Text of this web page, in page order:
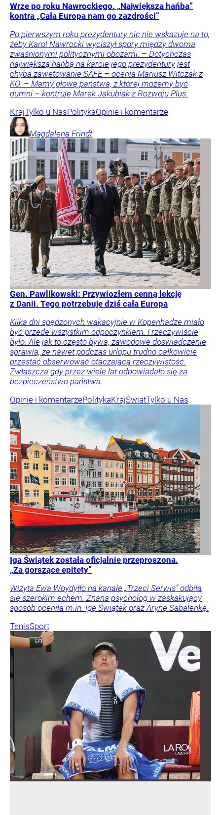
Wrze po roku Nawrockiego. „Największa hańba”
kontra „Cała Europa nam go zazdrości”
Po pierwszym roku prezydentury nic nie wskazuje na to,
żeby Karol Nawrocki wyciszył spory między dwoma
zwaśnionymi politycznymi obozami. – Dotychczas
największą hańbą na karcie jego prezydentury jest
chyba zawetowanie SAFE – ocenia Mariusz Witczak z
KO. – Mamy głowę państwa, z której możemy być
dumni – kontruje Marek Jakubiak z Rozwoju Plus.
KrajTylko u NasPolitykaOpinie i komentarze
Magdalena Frindt
Gen. Pawlikowski: Przywiozłem cenną lekcję
z Danii. Tego potrzebuje dziś cała Europa
Kilka dni spędzonych wakacyjnie w Kopenhadze miało
być przede wszystkim odpoczynkiem. I rzeczywiście
było. Ale jak to często bywa, zawodowe doświadczenie
sprawia, że nawet podczas urlopu trudno całkowicie
przestać obserwować otaczającą rzeczywistość.
Zwłaszcza gdy przez wiele lat odpowiadało się za
bezpieczeństwo państwa.
Opinie i komentarzePolitykaKrajŚwiatTylko u Nas
Iga Świątek została oficjalnie przeproszona.
„Za gorszące epitety”
Wizyta Ewa Woydyłło na kanale „Trzeci Serwis” odbiła
się szerokim echem. Znana psycholog w zaskakujący
sposób oceniła m.in. Igę Świątek oraz Arynę Sabalenkę.
TenisSport